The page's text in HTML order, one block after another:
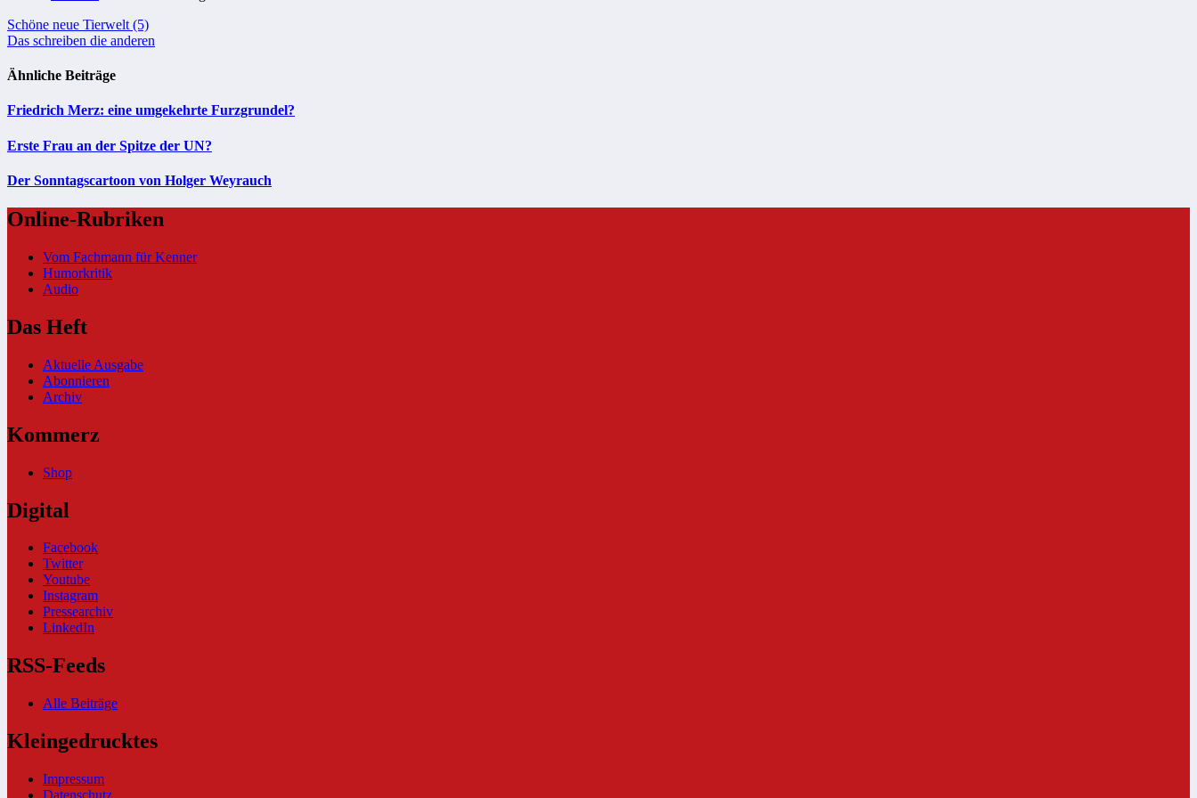
Beitragsnavigation
Schöne neue Tierwelt (5)
Das schreiben die anderen
Ähnliche Beiträge
Friedrich Merz: eine umgekehrte Furzgrundel?
Erste Frau an der Spitze der UN?
Der Sonntagscartoon von Holger Weyrauch
Online-Rubriken
Vom Fachmann für Kenner
Humorkritik
Audio
Das Heft
Aktuelle Ausgabe
Abonnieren
Archiv
Kommerz
Shop
Digital
Facebook
Twitter
Youtube
Instagram
Pressearchiv
LinkedIn
RSS-Feeds
Alle Beiträge
Kleingedrucktes
Impressum
Datenschutz